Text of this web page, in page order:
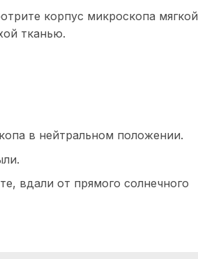
корпус микроскопа мягкой
тканью.
в нейтральном положении.
вдали от прямого солнечного